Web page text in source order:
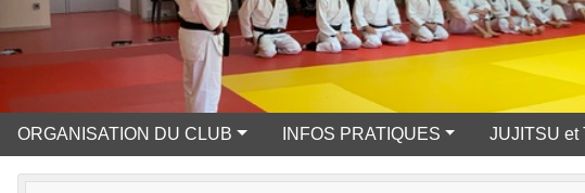
ORGANISATION DU CLUB INFOS PRATIQUES JUJITSU et